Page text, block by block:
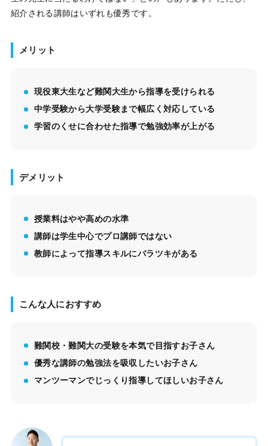
紹介される講師はいずれも優秀です。
メリット
現役東大生など難関大生から指導を受けられる
中学受験から大学受験まで幅広く対応している
学習のくせに合わせた指導で勉強効率が上がる
デメリット
授業料はやや高めの水準
講師は学生中心でプロ講師ではない
教師によって指導スキルにバラツキがある
こんな人におすすめ
難関校・難関大の受験を本気で目指すお子さん
優秀な講師の勉強法を吸収したいお子さん
マンツーマンでじっくり指導してほしいお子さん